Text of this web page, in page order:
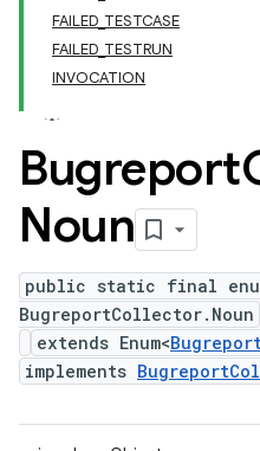
FAILED_TESTCASE
FAILED_TESTRUN
INVOCATION
Bugreport
Noun
public static final
BugreportCollector.Noun
extends Enum<
implements